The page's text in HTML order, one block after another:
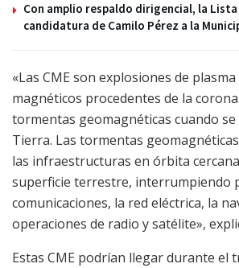
Con amplio respaldo dirigencial, la Lista
candidatura de Camilo Pérez a la
«Las CME son explosiones de
magnéticos procedentes de la
tormentas geomagnéticas cuando
Tierra. Las tormentas
las infraestructuras en órbita
superficie terrestre, interrumpiendo
comunicaciones, la red eléctrica, la
operaciones de radio y satélite»,
Estas CME podrían llegar durante el